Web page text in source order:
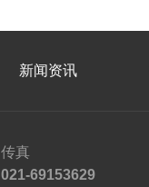
新闻资讯
传真
021-69153629